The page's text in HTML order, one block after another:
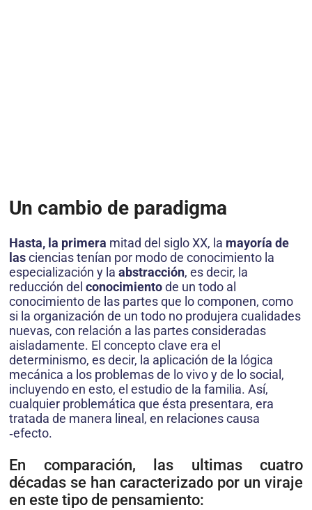
Un cambio de paradigma
Hasta, la primera mitad del siglo XX, la mayoría de
lasciencias tenían por modo de conocimiento la
especialización y la abstracción, es decir, la
reducción del conocimientode un todo al
conocimiento de las partes que lo componen, como
si la organización de un todo no produjera cualidades
nuevas, con relación a las partes consideradas
aisladamente. El concepto clave era el
determinismo, es decir, la aplicación de la lógica
mecánica a los problemas de lo vivo y de lo social,
incluyendo en esto, el estudio de la familia. Así,
cualquier problemática que ésta presentara, era
tratada de manera lineal, en relaciones causa
‑efecto.
En comparación, las ultimas cuatro
décadas se han caracterizado por un viraje
en este tipo de pensamiento: